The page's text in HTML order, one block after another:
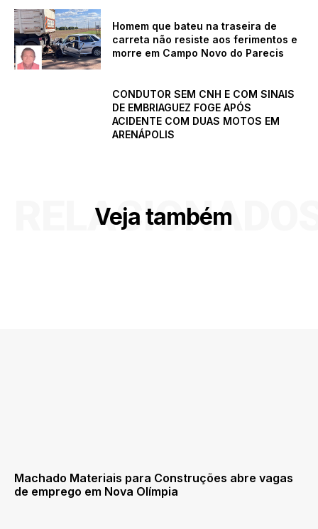
Homem que bateu na traseira de
carreta não resiste aos ferimentos e
morre em Campo Novo do Parecis
CONDUTOR SEM CNH E COM SINAIS
DE EMBRIAGUEZ FOGE APÓS
ACIDENTE COM DUAS MOTOS EM
ARENÁPOLIS
Veja também
Machado Materiais para Construções abre vagas
de emprego em Nova Olímpia